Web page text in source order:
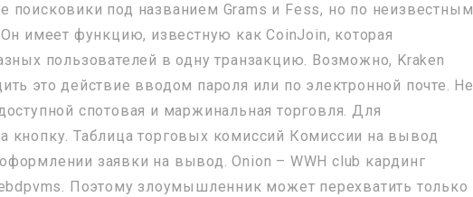
под названием Grams и Fess, но по неизвестным
имеет функцию, известную как CoinJoin, которая
пользователей в одну транзакцию. Возможно, Kraken
это действие вводом пароля или по электронной почте. Не
спотовая и маржинальная торговля. Для
кнопку. Таблица торговых комиссий Комиссии на вывод
заявки на вывод. Onion – WWH club кардинг
Поэтому злоумышленник может перехватить только